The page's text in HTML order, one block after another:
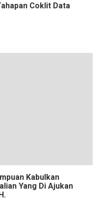
Coklit Data
Kabulkan
Yang Di Ajukan